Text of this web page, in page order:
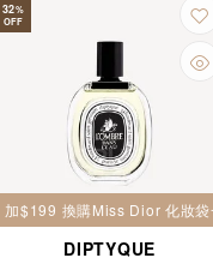
32%
OFF
加$199 換購Miss Dior 化妝袋
DIPTYQUE